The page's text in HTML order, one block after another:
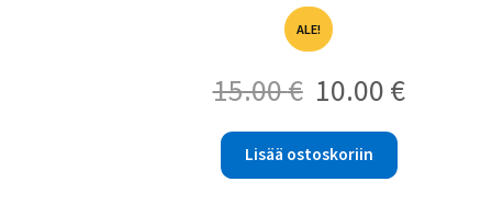
ALE!
15.00€
hinta
15.00 €.
10.00 €hinta
Lisää ostoskoriin